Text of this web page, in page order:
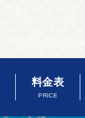
料金表
PRICE